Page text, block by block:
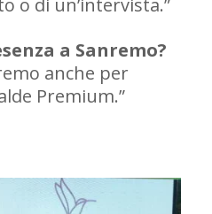
o di un’intervista.”
a Sanremo?
anche per
Premium.”